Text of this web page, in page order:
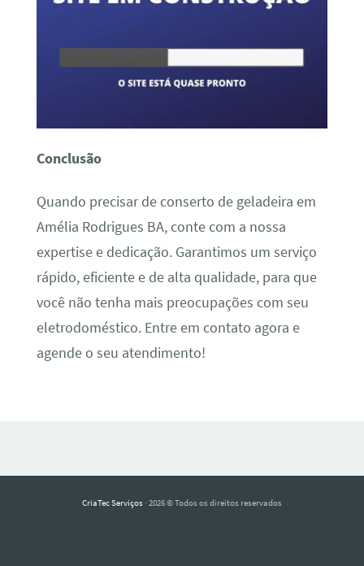
Conclusão
Quando precisar de conserto de geladeira em
Amélia Rodrigues BA, conte com a nossa
expertise e dedicação. Garantimos um serviço
rápido, eficiente e de alta qualidade, para que
você não tenha mais preocupações com seu
eletrodoméstico. Entre em contato agora e
agende o seu atendimento!
CriaTec Serviços · 2026 © Todos os direitos reservados